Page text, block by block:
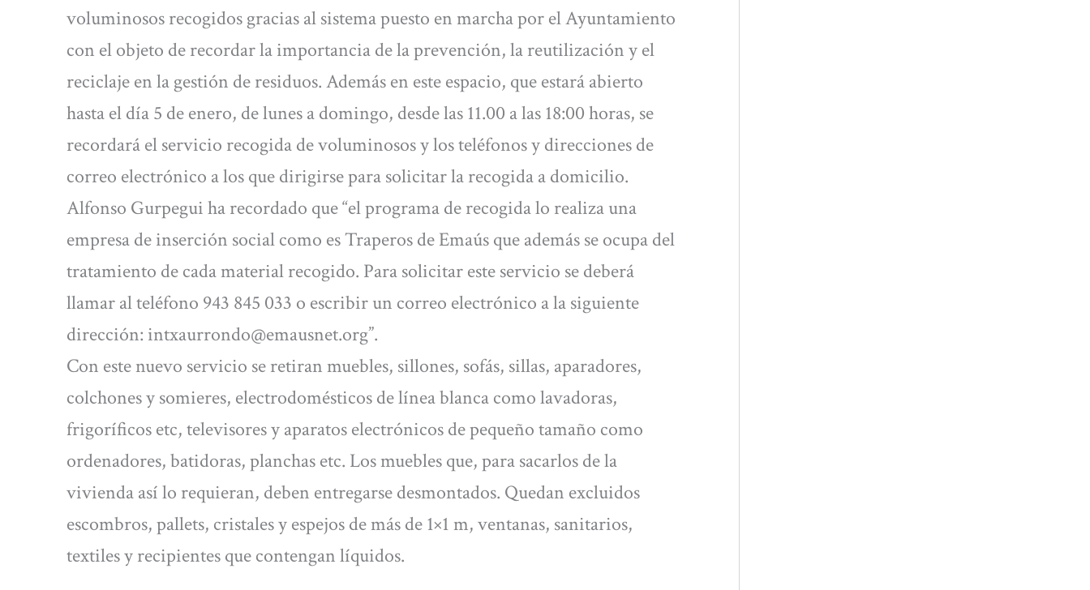
voluminosos recogidos gracias al sistema puesto en marcha por el Ayuntamiento
con el objeto de recordar la importancia de la prevención, la reutilización y el
reciclaje en la gestión de residuos. Además en este espacio, que estará abierto
hasta el día 5 de enero, de lunes a domingo, desde las 11.00 a las 18:00 horas, se
recordará el servicio recogida de voluminosos y los teléfonos y direcciones de
correo electrónico a los que dirigirse para solicitar la recogida a domicilio.
Alfonso Gurpegui ha recordado que “el programa de recogida lo realiza una
empresa de inserción social como es Traperos de Emaús que además se ocupa del
tratamiento de cada material recogido. Para solicitar este servicio se deberá
llamar al teléfono 943 845 033 o escribir un correo electrónico a la siguiente
dirección: intxaurrondo@emausnet.org”.
Con este nuevo servicio se retiran muebles, sillones, sofás, sillas, aparadores,
colchones y somieres, electrodomésticos de línea blanca como lavadoras,
frigoríficos etc, televisores y aparatos electrónicos de pequeño tamaño como
ordenadores, batidoras, planchas etc. Los muebles que, para sacarlos de la
vivienda así lo requieran, deben entregarse desmontados. Quedan excluidos
escombros, pallets, cristales y espejos de más de 1×1 m, ventanas, sanitarios,
textiles y recipientes que contengan líquidos.